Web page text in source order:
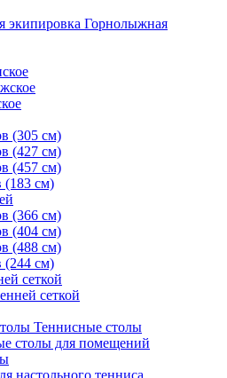
Горнолыжная
(305 см)
(427 см)
(457 см)
(183 см)
(366 см)
(404 см)
(488 см)
(244 см)
сеткой
сеткой
Теннисные столы
столы для помещений
настольного тенниса